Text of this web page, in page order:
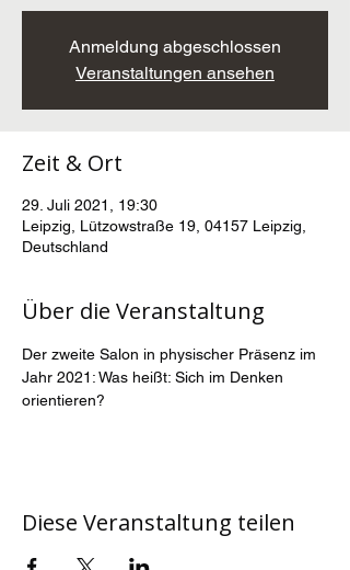
Anmeldung abgeschlossen
Veranstaltungen ansehen
Zeit & Ort
29. Juli 2021, 19:30
Leipzig, Lützowstraße 19, 04157 Leipzig,
Deutschland
Über die Veranstaltung
Der zweite Salon in physischer Präsenz im
Jahr 2021: Was heißt: Sich im Denken
orientieren?
Diese Veranstaltung teilen